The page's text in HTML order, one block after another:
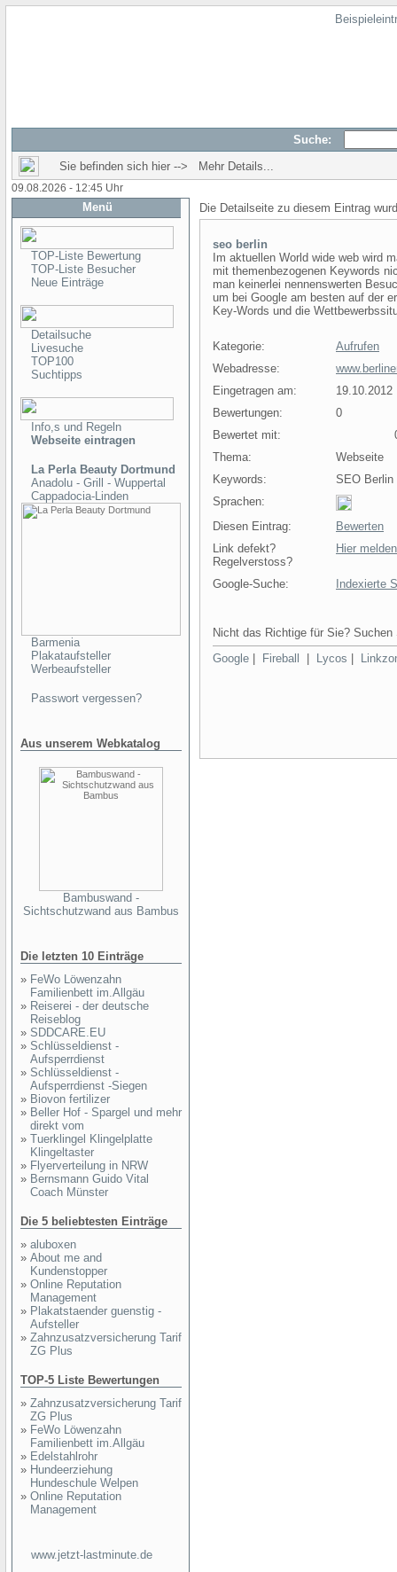
Suche:
Sie befinden sich hier --> Mehr Details...
09.08.2026 - 12:45 Uhr
Menü
TOP-Liste Bewertung
TOP-Liste Besucher
Neue Einträge
Detailsuche
Livesuche
TOP100
Suchtipps
Info,s und Regeln
Webseite eintragen
La Perla Beauty Dortmund
Anadolu - Grill - Wuppertal
Cappadocia-Linden
Barmenia
Plakataufsteller
Werbeaufsteller
Passwort vergessen?
Aus unserem Webkatalog
Bambuswand -
Sichtschutzwand aus Bambus
Die letzten 10 Einträge
» FeWo Löwenzahn
Familienbett im.Allgäu
» Reiserei - der deutsche
Reiseblog
» SDDCARE.EU
» Schlüsseldienst -
Aufsperrdienst
» Schlüsseldienst -
Aufsperrdienst -Siegen
» Biovon fertilizer
» Beller Hof - Spargel und mehr
direkt vom
» Tuerklingel Klingelplatte
Klingeltaster
» Flyerverteilung in NRW
» Bernsmann Guido Vital
Coach Münster
Die 5 beliebtesten Einträge
» aluboxen
» About me and
Kundenstopper
» Online Reputation
Management
» Plakatstaender guenstig -
Aufsteller
» Zahnzusatzversicherung Tarif
ZG Plus
TOP-5 Liste Bewertungen
» Zahnzusatzversicherung Tarif
ZG Plus
» FeWo Löwenzahn
Familienbett im.Allgäu
» Edelstahlrohr
» Hundeerziehung
Hundeschule Welpen
» Online Reputation
Management
www.jetzt-lastminute.de
Die Detailseite zu diesem Eintrag
seo berlin
Im aktuellen World wide web wird
mit themenbezogenen Keywords
man keinerlei nennenswerten
um bei Google am besten auf der
Key-Words und die
Kategorie:
Aufrufen
Webadresse:
Eingetragen am:
19.10.2012
Bewertungen:
0
Bewertet mit:
Thema:
Webseite
Keywords:
SEO Berlin
Sprachen:
Diesen Eintrag:
Bewerten
Link defekt?
Regelverstoss?
Hier melden
Google-Suche: Indexierte
Nicht das Richtige für Sie?
Google
Fireball Lycos